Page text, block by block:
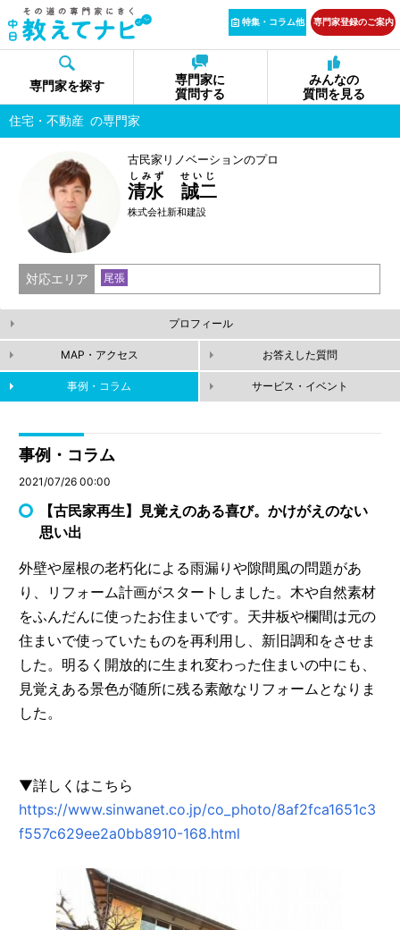
特集・コラム他 専門家登録のご案内
専門家を探す
専門家に
質問する
みんなの
質問を見る
住宅・不動産 の専門家
古民家リノベーションのプロ
清水 誠二
しみず せいじ
株式会社新和建設
対応エリア 尾張
プロフィール
MAP・アクセス お答えした質問
事例・コラム サービス・イベント
事例・コラム
2021/07/26 00:00
【古民家再生】見覚えのある喜び。かけがえのない
思い出
外壁や屋根の老朽化による雨漏りや隙間風の問題があ
り、リフォーム計画がスタートしました。木や自然素材
をふんだんに使ったお住まいです。天井板や欄間は元の
住まいで使っていたものを再利用し、新旧調和をさせま
した。明るく開放的に生まれ変わった住まいの中にも、
見覚えある景色が随所に残る素敵なリフォームとなりま
した。
▼詳しくはこちら
https://www.sinwanet.co.jp/co_photo/8af2fca1651c3
f557c629ee2a0bb8910-168.html